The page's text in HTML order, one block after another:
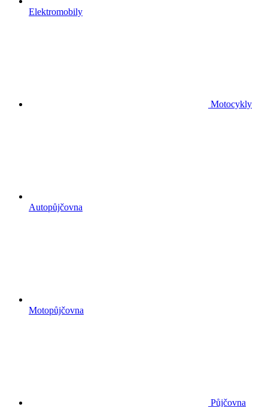
Elektromobily
Motocykly
Autopůjčovna
Motopůjčovna
Půjčovna